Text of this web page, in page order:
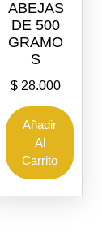
ABEJAS
DE 500
GRAMO
S
$ 28.000
Añadir
Al
Carrito